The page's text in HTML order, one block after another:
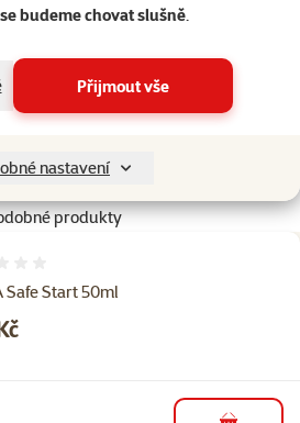
budeme chovat slušně.
Přijmout vše
nastavení
50 ml
02550
produkty
Safe Start 50ml